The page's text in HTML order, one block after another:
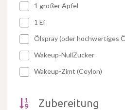
1 großer Apfel
1 Ei
Ölspray (oder hochwertiges
Wakeup-NullZucker
Wakeup-Zimt (Ceylon)
Zubereitung